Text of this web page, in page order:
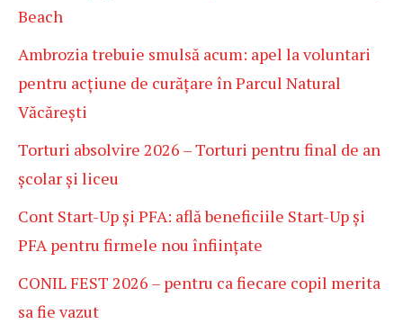
Beach
Ambrozia trebuie smulsă acum: apel la voluntari
pentru acțiune de curățare în Parcul Natural
Văcărești
Torturi absolvire 2026 – Torturi pentru final de an
școlar și liceu
Cont Start-Up și PFA: află beneficiile Start-Up și
PFA pentru firmele nou înființate
CONIL FEST 2026 – pentru ca fiecare copil merita
sa fie vazut